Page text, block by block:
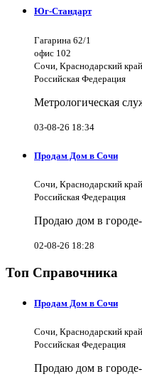
Юг-Стандарт
Гагарина 62/1
офис 102
Сочи, Краснодарский
Российская Федерация
Метрологическая
03-08-26 18:34
Продам Дом в Сочи
Сочи, Краснодарский край
Российская Федерация
Продаю дом в
02-08-26 18:28
Топ Справочника
Продам Дом в Сочи
Сочи, Краснодарский край
Российская Федерация
Продаю дом в